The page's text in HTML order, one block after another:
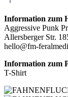
Information zum
Aggressive Punk
Allersberger Str.
hello@fm-
Information zum
T-Shirt